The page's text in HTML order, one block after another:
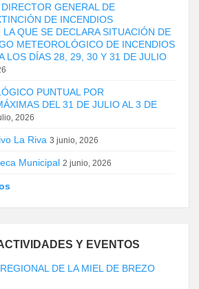
GENERAL DE
DE INCENDIOS
QUE SE DECLARA SITUACIÓN DE
METEOROLÓGICO DE INCENDIOS
LOS DÍAS 28, 29, 30 Y 31 DE JULIO
PUNTUAL POR
DEL 31 DE JULIO AL 3 DE
2026
La Riva 3 junio, 2026
Municipal 2 junio, 2026
Y EVENTOS
DE LA MIEL DE BREZO